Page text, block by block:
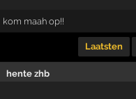
kom maah op!!
Laatsten
hente zhb